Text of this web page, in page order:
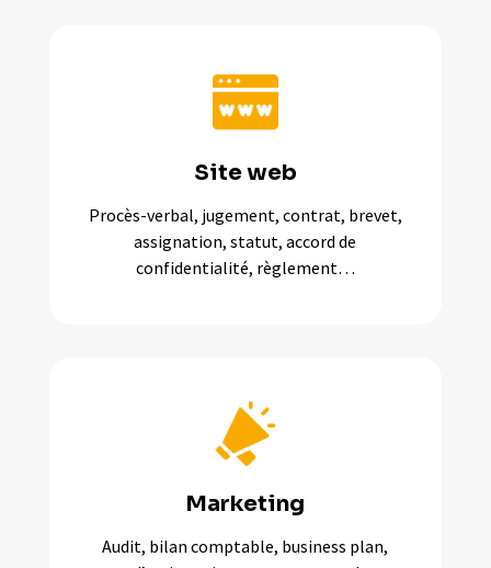
Site web
Procès-verbal, jugement, contrat, brevet,
assignation, statut, accord de
confidentialité, règlement…
Marketing
Audit, bilan comptable, business plan,